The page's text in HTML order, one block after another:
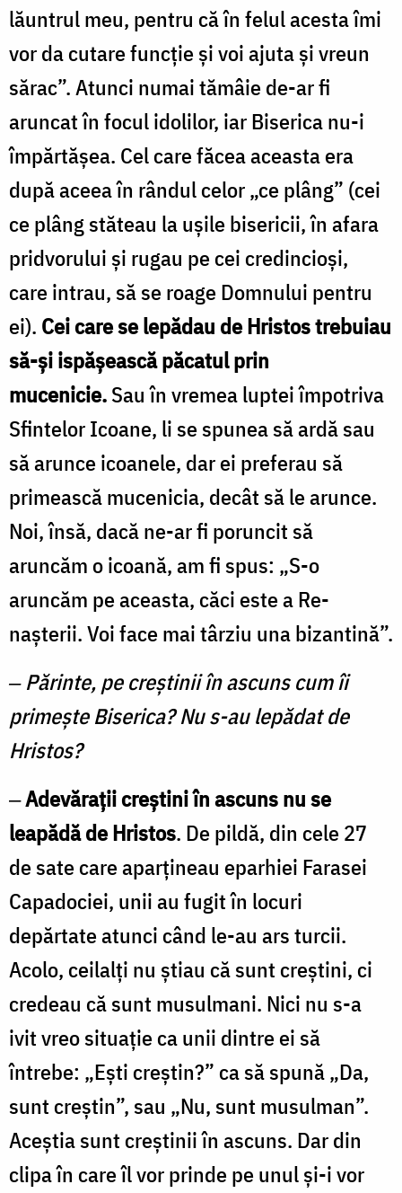
lăuntrul meu, pentru că în felul acesta îmi
vor da cutare funcție și voi ajuta și vreun
sărac”. Atunci nu­mai tămâie de-ar fi
aruncat în focul idolilor, iar Biserica nu-i
împărtășea. Cel care făcea aceasta era
după ace­ea în rândul celor „ce plâng” (cei
ce plâng stăteau la ușile bisericii, în afara
pridvorului și rugau pe cei credincioși,
care intrau, să se roage Domnului pentru
ei). Cei care se lepădau de Hristos trebuiau
să-și ispășească păcatul prin
mucenicie.Sau în vremea luptei împotriva
Sfintelor Icoa­ne, li se spunea să ardă sau
să arunce icoanele, dar ei preferau să
primească mucenicia, decât să le arunce.
Noi, însă, dacă ne-ar fi poruncit să
aruncăm o icoană, am fi spus: „S-o
aruncăm pe aceasta, căci este a Re­
nașterii. Voi face mai târziu una bizantină”.
‒ Părinte, pe creștinii în ascuns cum îi
primește Biserica? Nu s-au lepădat de
Hristos?
‒Adevărații creștini în ascuns nu se
leapădă de Hristos. De pildă, din cele 27
de sate care aparțineau eparhiei Farasei
Capadociei, unii au fugit în locuri
depărtate atunci când le-au ars turcii.
Acolo, ceilalți nu știau că sunt creștini, ci
credeau că sunt musul­mani. Nici nu s-a
ivit vreo situație ca unii dintre ei să
întrebe: „Ești creștin?” ca să spună „Da,
sunt creștin”, sau „Nu, sunt musulman”.
Aceștia sunt creștinii în ascuns. Dar din
clipa în care îl vor prinde pe unul și-i vor